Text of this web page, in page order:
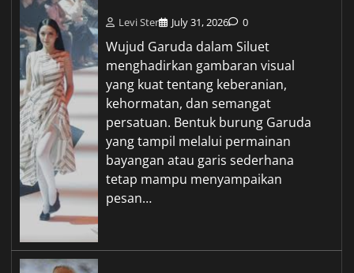
Levi Ster July 31, 2026 0
Wujud Garuda dalam Siluet
menghadirkan gambaran visual
yang kuat tentang keberanian,
kehormatan, dan semangat
persatuan. Bentuk burung Garuda
yang tampil melalui permainan
bayangan atau garis sederhana
tetap mampu menyampaikan
pesan…